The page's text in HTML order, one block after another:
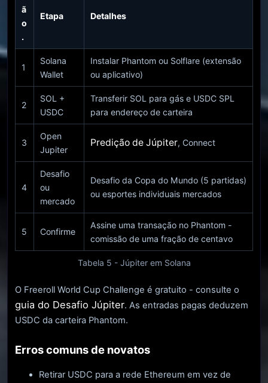
Tabela 5 - Júpiter em Solana
ã
o
.
Etapa Detalhes
1
Solana
Wallet
Instalar Phantom ou Solflare (extensão
ou aplicativo)
2
SOL +
USDC
Transferir SOL para gás e USDC SPL
para endereço de carteira
3
Open
Jupiter
Predição de Júpiter, Connect
4
Desafio
ou
mercado
Desafio da Copa do Mundo (5 partidas)
ou esportes individuais mercados
5 Confirme
Assine uma transação no Phantom -
comissão de uma fração de centavo
O Freeroll World Cup Challenge é gratuito - consulte o
guia do Desafio Júpiter. As entradas pagas deduzem
USDC da carteira Phantom.
Erros comuns de novatos
Retirar USDC para a rede Ethereum em vez de